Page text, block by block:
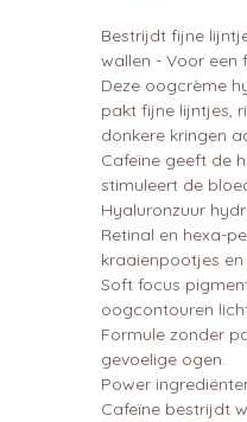
Bestrijdt fijne
wallen - Voor een
Deze oogcrème
pakt fijne lijntjes,
donkere kringen
Cafeïne geeft de
stimuleert de
Hyaluronzuur
Retinal en hexa-
kraaienpootjes
Soft focus
oogcontouren
Formule zonder
gevoelige ogen.
Power
Cafeïne bestrijdt